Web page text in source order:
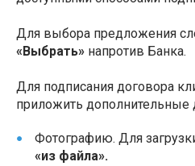
Для выбора предложения
«Выбрать» напротив Банка.
Для подписания договора
приложить дополнительные
Фотографию. Для
«из файла».